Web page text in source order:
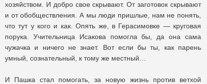
хозяйством. И добро свое скрывают. От заготовок скрывают
и от обобществления. А мы люди пришлые, нам не понять,
что тут у кого и как. Опять же, в Герасимовке — круговая
порука. Учительница Исакова помогла бы, да она сама
чужачка и ничего не знает. Вот если бы ты, как парень
умный, сознательный, к тому же местный…
И Пашка стал помогать, за новую жизнь против ветхой